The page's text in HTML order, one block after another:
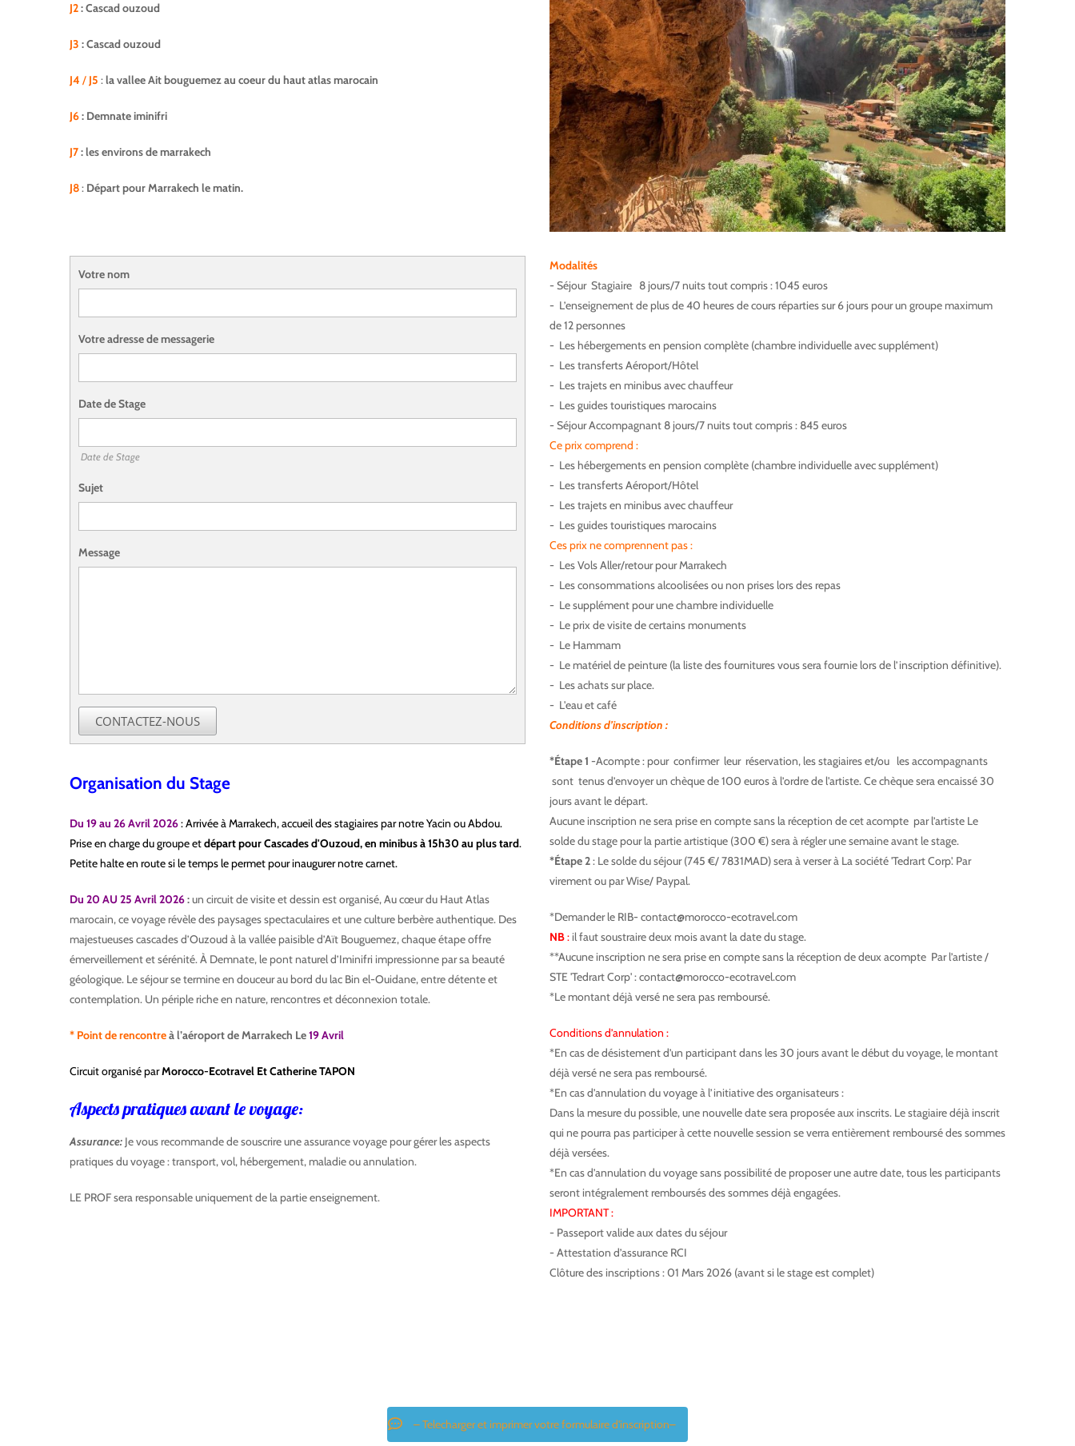
J2: Cascad ouzoud
J3 : Cascad ouzoud
J4 / J5 :la vallee Ait bouguemez au coeur du haut atlas marocain
J6: Demnate iminifri
J7: les environs de marrakech
J8: Départ pour Marrakech le matin.
Votre nom
Votre adresse de messagerie
Date de Stage
Date de Stage
Sujet
Message
CONTACTEZ-NOUS
Organisation du Stage
Du 19 au 26 Avril 2026: Arrivée à Marrakech, accueil des stagiaires par notre Yacin ou Abdou.
Prise en charge du groupe etdépart pour Cascades d'Ouzoud, en minibus à 15h30 au plus tard.
Petite halte en route si le temps le permet pour inaugurer notre carnet.
Du 20 AU 25 Avril 2026:un circuit de visite et dessin est organisé, Au cœur du Haut Atlas
marocain, ce voyage révèle des paysages spectaculaires et une culture berbère authentique. Des
majestueuses cascades d’Ouzoud à la vallée paisible d’Aït Bouguemez, chaque étape offre
émerveillement et sérénité. À Demnate, le pont naturel d’Iminifri impressionne par sa beauté
géologique. Le séjour se termine en douceur au bord du lac Bin el-Ouidane, entre détente et
contemplation. Un périple riche en nature, rencontres et déconnexion totale.
* Point de rencontreà l’aéroport de Marrakech Le19 Avril
Circuit organisé parMorocco-Ecotravel Et Catherine TAPON
Aspects pratiques avant le voyage:
Assurance: Je vous recommande de souscrire une assurance voyage pour gérer les aspects
pratiques du voyage : transport, vol, hébergement, maladie ou annulation.
LE PROF sera responsable uniquement de la partie enseignement.
Modalités
- Séjour Stagiaire 8 jours/7 nuits tout compris : 1045 euros
- L’enseignement de plus de 40 heures de cours réparties sur 6 jours pour un groupe maximum
de 12 personnes
- Les hébergements en pension complète (chambre individuelle avec supplément)
- Les transferts Aéroport/Hôtel
- Les trajets en minibus avec chauffeur
- Les guides touristiques marocains
- Séjour Accompagnant 8 jours/7 nuits tout compris : 845 euros
Ce prix comprend :
- Les hébergements en pension complète (chambre individuelle avec supplément)
- Les transferts Aéroport/Hôtel
- Les trajets en minibus avec chauffeur
- Les guides touristiques marocains
Ces prix ne comprennent pas :
- Les Vols Aller/retour pour Marrakech
- Les consommations alcoolisées ou non prises lors des repas
- Le supplément pour une chambre individuelle
- Le prix de visite de certains monuments
- Le Hammam
- Le matériel de peinture (la liste des fournitures vous sera fournie lors de l’inscription définitive).
- Les achats sur place.
- L'eau et café
Conditions d’inscription :
*Étape 1 -Acompte : pour confirmer leur réservation, les stagiaires et/ou les accompagnants
sont tenus d’envoyer un chèque de 100 euros à l’ordre de l'artiste. Ce chèque sera encaissé 30
jours avant le départ.
Aucune inscription ne sera prise en compte sans la réception de cet acompte par l’artiste Le
solde du stage pour la partie artistique (300 €) sera à régler une semaine avant le stage.
*Étape 2: Le solde du séjour (745 €/ 7831MAD) sera à verser à La société 'Tedrart Corp'. Par
virement ou par Wise/ Paypal.
*Demander le RIB- contact@morocco-ecotravel.com
NB: il faut soustraire deux mois avant la date du stage.
**Aucune inscription ne sera prise en compte sans la réception de deux acompte Par l’artiste /
STE 'Tedrart Corp' : contact@morocco-ecotravel.com
*Le montant déjà versé ne sera pas remboursé.
Conditions d’annulation :
*En cas de désistement d’un participant dans les 30 jours avant le début du voyage, le montant
déjà versé ne sera pas remboursé.
*En cas d’annulation du voyage à l’initiative des organisateurs :
Dans la mesure du possible, une nouvelle date sera proposée aux inscrits. Le stagiaire déjà inscrit
qui ne pourra pas participer à cette nouvelle session se verra entièrement remboursé des sommes
déjà versées.
*En cas d’annulation du voyage sans possibilité de proposer une autre date, tous les participants
seront intégralement remboursés des sommes déjà engagées.
IMPORTANT :
- Passeport valide aux dates du séjour
- Attestation d’assurance RCI
Clôture des inscriptions : 01 Mars 2026 (avant si le stage est complet)
– Telecharger et imprimer votre formulaire d'inscription–